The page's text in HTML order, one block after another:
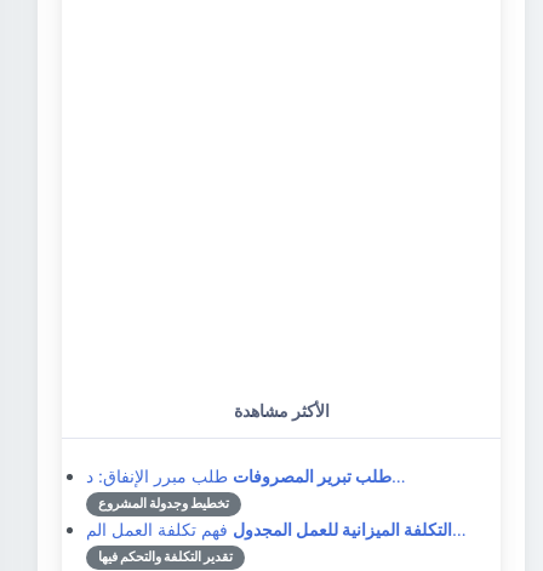
الأكثر مشاهدة
طلب تبرير المصروفاتطلب مبرر الإنفاق: د…
تخطيط وجدولة المشروع
التكلفة الميزانية للعمل المجدولفهم تكلفة العمل الم…
تقدير التكلفة والتحكم فيها